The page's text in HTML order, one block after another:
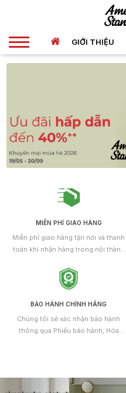
GIỚI THIỆU
MIỄN PHÍ GIAO HÀNG
Miễn phí giao hàng tận nơi và thanh
toán khi nhận hàng trong nội thành
BẢO HÀNH CHÍNH HÃNG
Chúng tôi sẽ xác nhận bảo hành
thông qua Phiếu bảo hành, Hóa